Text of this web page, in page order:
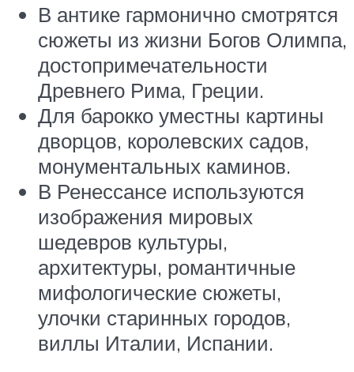
В антике гармонично смотрятся
сюжеты из жизни Богов Олимпа,
достопримечательности
Древнего Рима, Греции.
Для барокко уместны картины
дворцов, королевских садов,
монументальных каминов.
В Ренессансе используются
изображения мировых
шедевров культуры,
архитектуры, романтичные
мифологические сюжеты,
улочки старинных городов,
виллы Италии, Испании.